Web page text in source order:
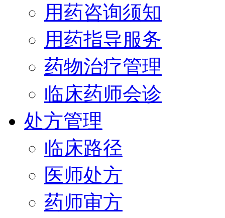
用药咨询须知
用药指导服务
药物治疗管理
临床药师会诊
处方管理
临床路径
医师处方
药师审方